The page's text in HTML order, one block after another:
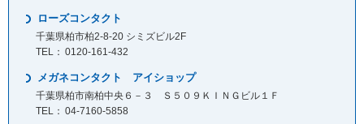
ローズコンタクト
千葉県柏市柏2-8-20 シミズビル2F
0120-161-432
メガネコンタクト アイショップ
千葉県柏市南柏中央６－３ Ｓ５０９ＫＩＮＧビル１Ｆ
04-7160-5858